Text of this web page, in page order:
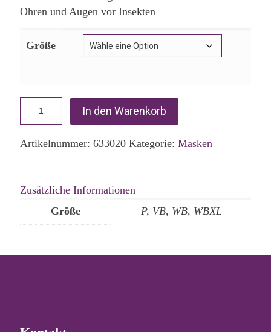
Ohren und Augen vor Insekten
Größe
In den Warenkorb
Artikelnummer: 633020 Kategorie: Masken
Zusätzliche Informationen
Größe
P, VB, WB, WBXL